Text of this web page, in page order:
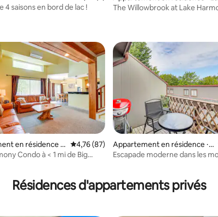
4 saisons en bord de lac !
ony
The Willowbrook at Lake
la base de 7 commentaires : 4,71 sur 5
en résidence ⋅
Évaluation moyenne sur la base de 87
4,76 (87)
Condo à < 1 mi de Big
Appartement en résidence ⋅ T
annersville
Escapade moderne dans les
Résidences d'appartements privés